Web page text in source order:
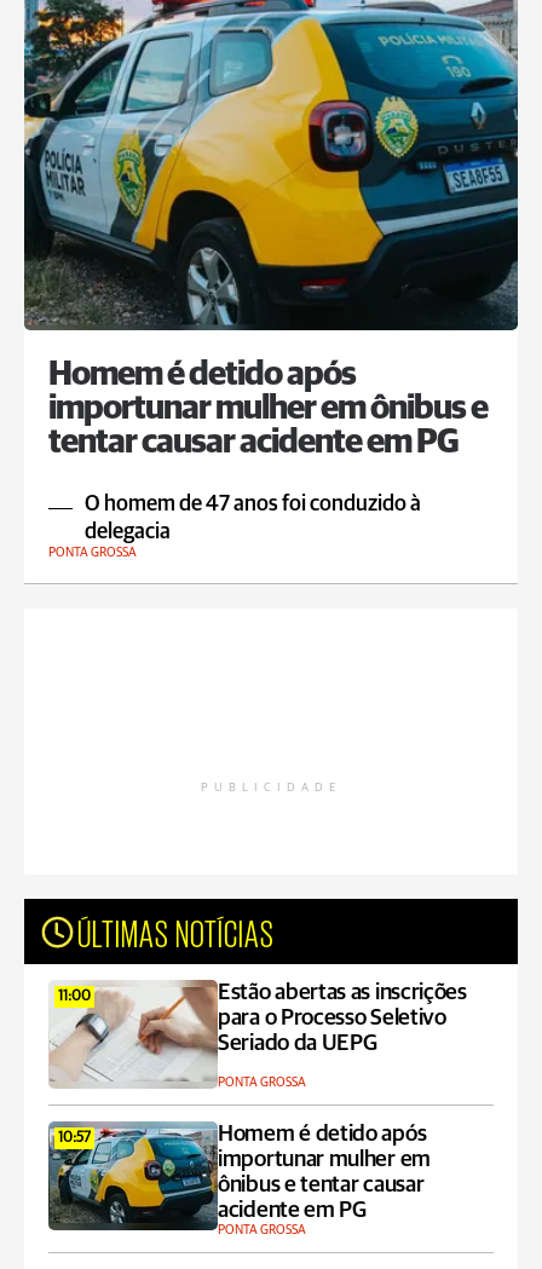
Homem é detido após
importunar mulher em ônibus e
tentar causar acidente em PG
O homem de 47 anos foi conduzido à
delegacia
PONTA GROSSA
PUBLICIDADE
ÚLTIMAS NOTÍCIAS
11:00
Estão abertas as inscrições
para o Processo Seletivo
Seriado da UEPG
PONTA GROSSA
10:57
Homem é detido após
importunar mulher em
ônibus e tentar causar
acidente em PG
PONTA GROSSA